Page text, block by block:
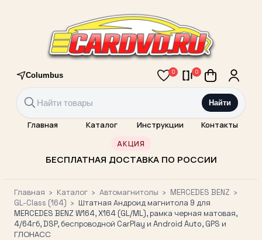
Columbus 0 0
Найти
Главная Каталог Инструкции Контакты
АКЦИЯ
БЕСПЛАТНАЯ ДОСТАВКА ПО РОССИИ
Главная › Каталог › Автомагнитолы › MERCEDES BENZ ›
GL-Class (164) › Штатная Андроид магнитола 9 для
MERCEDES BENZ W164, X164 (GL/ML), рамка черная матовая,
4/64гб, DSP, беспроводной CarPlay и Android Auto, GPS и
ГЛОНАСС